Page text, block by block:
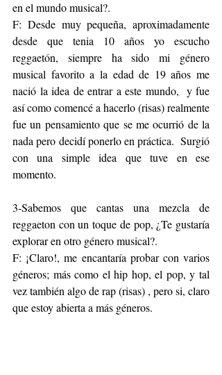
en el mundo musical?.
F: Desde muy pequeña, aproximadamente
desde que tenia 10 años yo escucho
reggaetón, siempre ha sido mi género
musical favorito a la edad de 19 años me
nació la idea de entrar a este mundo,  y fue
así como comencé a hacerlo (risas) realmente
fue un pensamiento que se me ocurrió de la
nada pero decidí ponerlo en práctica.  Surgió
con una simple idea que tuve en ese
momento.
3-Sabemos que cantas una mezcla de
reggaeton con un toque de pop, ¿Te gustaría
explorar en otro género musical?.
F: ¡Claro!, me encantaría probar con varios
géneros; más como el hip hop, el pop, y tal
vez también algo de rap (risas) , pero si, claro
que estoy abierta a más géneros.